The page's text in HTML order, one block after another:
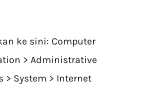
ke sini: Computer
> Administrative
> System > Internet